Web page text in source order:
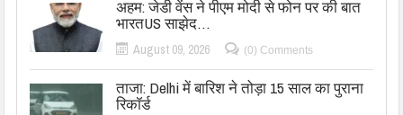
अहम: जेडी वेंस ने पीएम मोदी से फोन पर की बात
भारतUS साझेद…
August 09, 2026 (0) Comments
ताजा: Delhi में बारिश ने तोड़ा 15 साल का पुराना
रिकॉर्ड